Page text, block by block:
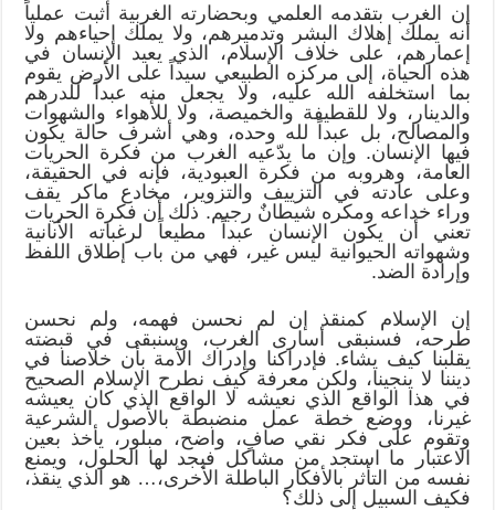
إن الغرب بتقدمه العلمي وبحضارته الغربية أثبت عملياً
أنه يملك إهلاك البشر وتدميرهم، ولا يملك إحياءهم ولا
إعمارهم، على خلاف الإسلام، الذي يعيد الإنسان في
هذه الحياة، إلى مركزه الطبيعي سيداً على الأرض يقوم
بما استخلفه الله عليه، ولا يجعل منه عبداً للدرهم
والدينار، ولا للقطيفة والخميصة، ولا للأهواء والشهوات
والمصالح، بل عبداً لله وحده، وهي أشرف حالة يكون
فيها الإنسان. وإن ما يدّعيه الغرب من فكرة الحريات
العامة، وهروبه من فكرة العبودية، فإنه في الحقيقة،
وعلى عادته في التزييف والتزوير، مخادع ماكر يقف
وراء خداعه ومكره شيطانٌ رجيم. ذلك أن فكرة الحريات
تعني أن يكون الإنسان عبداً مطيعاً لرغباته الأنانية
وشهواته الحيوانية ليس غير، فهي من باب إطلاق اللفظ
وإرادة الضد.
إن الإسلام كمنقذ إن لم نحسن فهمه، ولم نحسن
طرحه، فسنبقى أسارى الغرب، وسنبقى في قبضته
يقلبنا كيف يشاء. فإدراكنا وإدراك الأمة بأن خلاصنا في
ديننا لا ينجينا، ولكن معرفة كيف نطرح الإسلام الصحيح
في هذا الواقع الذي نعيشه لا الواقع الذي كان يعيشه
غيرنا، ووضع خطة عمل منضبطة بالأصول الشرعية
وتقوم على فكر نقي صافٍ، واضح، مبلور، يأخذ بعين
الاعتبار ما استجد من مشاكل فيجد لها الحلول، ويمنع
نفسه من التأثر بالأفكار الباطلة الأخرى،… هو الذي ينقذ،
فكيف السبيل إلى ذلك؟